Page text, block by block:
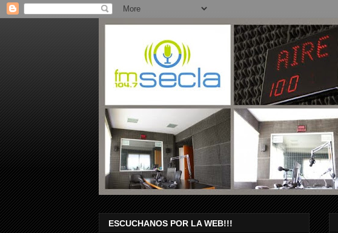
ESCUCHANOS POR LA WEB!!!